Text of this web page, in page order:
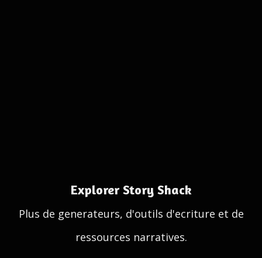
Explorer Story Shack
Plus de generateurs, d'outils d'ecriture et de
ressources narratives.